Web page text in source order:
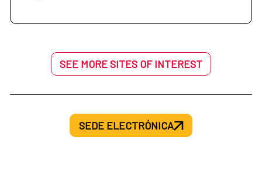
SEE MORE SITES OF INTEREST
SEDE ELECTRÓNICA